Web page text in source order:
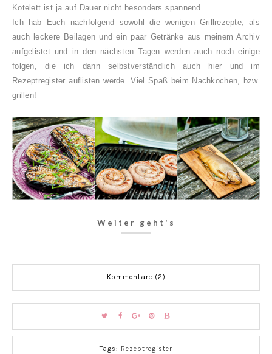
Kotelett ist ja auf Dauer nicht besonders spannend.
Ich hab Euch nachfolgend sowohl die wenigen Grillrezepte, als
auch leckere Beilagen und ein paar Getränke aus meinem Archiv
aufgelistet und in den nächsten Tagen werden auch noch einige
folgen, die ich dann selbstverständlich auch hier und im
Rezeptregister auflisten werde.Viel Spaß beim Nachkochen, bzw.
grillen!
Weiter geht's
Kommentare (2)
Tags: Rezeptregister